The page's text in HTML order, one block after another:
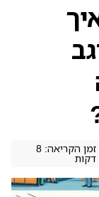
זמן הקריאה: 8
דקות